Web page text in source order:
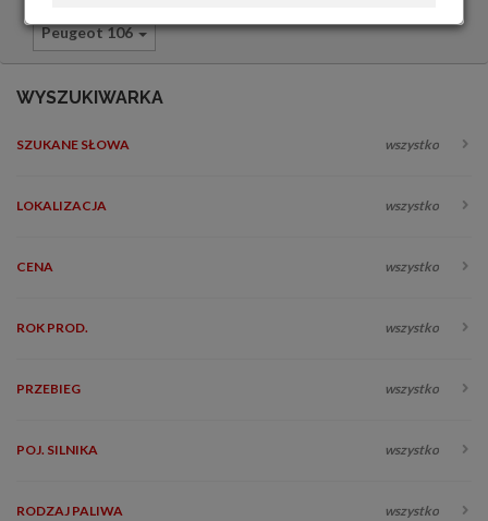
Peugeot 106
WYSZUKIWARKA
SZUKANE SŁOWA wszystko
LOKALIZACJA wszystko
CENA wszystko
ROK PROD. wszystko
PRZEBIEG wszystko
POJ. SILNIKA wszystko
RODZAJ PALIWA wszystko